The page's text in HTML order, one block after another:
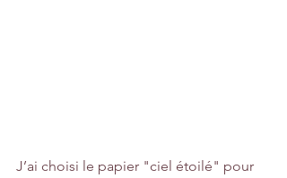
J’ai choisi le papier "ciel étoilé" pour